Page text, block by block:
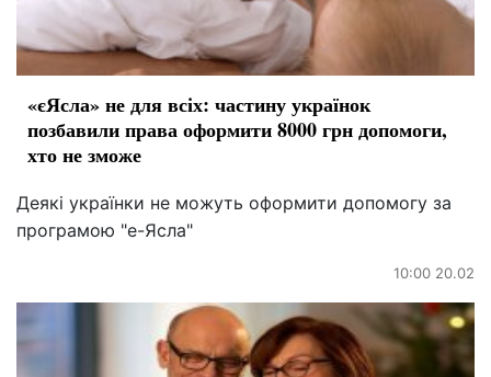
«єЯсла» не для всіх: частину українок
позбавили права оформити 8000 грн допомоги,
хто не зможе
Деякі українки не можуть оформити допомогу за
програмою "е-Ясла"
10:00 20.02